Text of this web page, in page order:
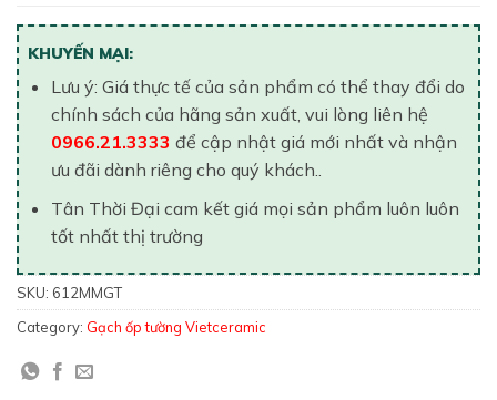
KHUYẾN MẠI:
Lưu ý: Giá thực tế của sản phẩm có thể thay đổi do
chính sách của hãng sản xuất, vui lòng liên hệ
0966.21.3333 để cập nhật giá mới nhất và nhận
ưu đãi dành riêng cho quý khách..
Tân Thời Đại cam kết giá mọi sản phẩm luôn luôn
tốt nhất thị trường
SKU: 612MMGT
Category: Gạch ốp tường Vietceramic